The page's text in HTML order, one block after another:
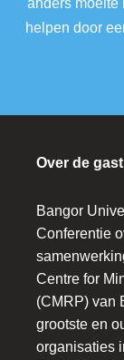
helpen door
Over de
Bangor
Conferentie
Centre for
(CMRP) van
grootste en
organisaties